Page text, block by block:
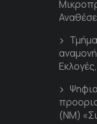
(ΝΜ)